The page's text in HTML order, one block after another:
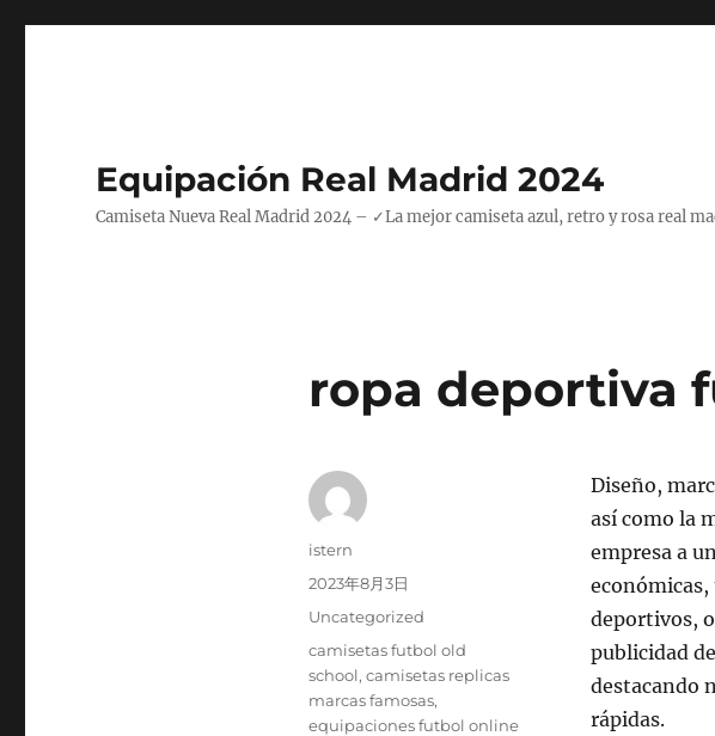
Equipación Real Madrid 2024
Camiseta Nueva Real Madrid 2024 – ✓La mejor camiseta azul, retro y rosa real
ropa deportiva
Diseño,
así como la
empresa a
deportivos,
publicidad
destacando
rápidas.
Autor
istern
Publicado
2023年8月3日
Categorías
Uncategorized
Etiquetas
camisetas futbol old
school, camisetas replicas
marcas famosas,
equipaciones futbol online